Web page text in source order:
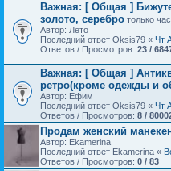
Важная: [ Общая ]
золото, серебро только
Автор: Лето
Последний ответ Oksis79 « Чт
Ответов / Просмотров: 23 /
Важная: [ Общая ]
ретро(кроме одежды и
Автор: Ефим
Последний ответ Oksis79 « Чт
Ответов / Просмотров: 8 /
Продам женский
Автор: Ekamerina
Последний ответ Ekamerina «
Ответов / Просмотров: 0 / 83